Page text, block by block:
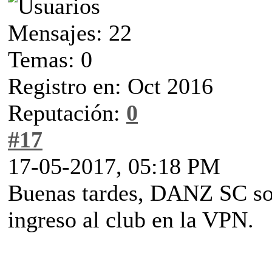
Mensajes: 22
Temas: 0
Registro en: Oct 2016
Reputación: 0
#17
17-05-2017, 05:18 PM
Buenas tardes, DANZ SC
ingreso al club en la VPN.